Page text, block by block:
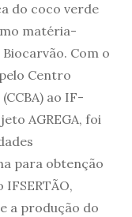
do coco verde
matéria-
Com o
Centro
ao IF-
AGREGA, foi
para obtenção
a produção do